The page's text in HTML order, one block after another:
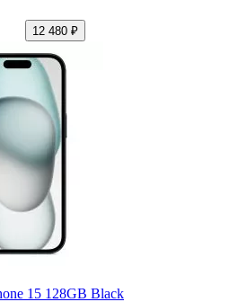
12 480 ₽
15 128GB Black